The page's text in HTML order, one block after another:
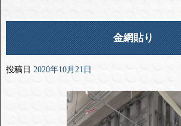
金網貼り
投稿日 2020年10月21日